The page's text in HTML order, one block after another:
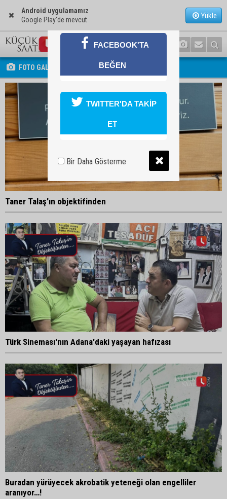
Android uygulamamız
Google Play'de mevcut
Yükle
FOTO GALERİ
Taner Talaş'ın objektifinden
Türk Sineması'nın Adana'daki yaşayan hafızası
Buradan yürüyecek akrobatik yeteneği olan engelliler
aranıyor…!
FACEBOOK'TA
BEĞEN
TWITTER'DA TAKİP
ET
Bir Daha Gösterme